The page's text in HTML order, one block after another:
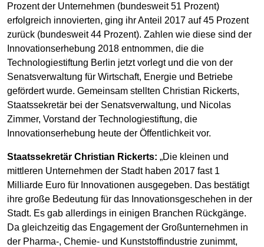
Prozent der Unternehmen (bundesweit 51 Prozent)
erfolgreich innovierten, ging ihr Anteil 2017 auf 45 Prozent
zurück (bundesweit 44 Prozent). Zahlen wie diese sind der
Innovationserhebung 2018 entnommen, die die
Technologiestiftung Berlin jetzt vorlegt und die von der
Senatsverwaltung für Wirtschaft, Energie und Betriebe
gefördert wurde. Gemeinsam stellten Christian Rickerts,
Staatssekretär bei der Senatsverwaltung, und Nicolas
Zimmer, Vorstand der Technologiestiftung, die
Innovationserhebung heute der Öffentlichkeit vor.
Staatssekretär Christian Rickerts: „Die kleinen und
mittleren Unternehmen der Stadt haben 2017 fast 1
Milliarde Euro für Innovationen ausgegeben. Das bestätigt
ihre große Bedeutung für das Innovationsgeschehen in der
Stadt. Es gab allerdings in einigen Branchen Rückgänge.
Da gleichzeitig das Engagement der Großunternehmen in
der Pharma-, Chemie- und Kunststoffindustrie zunimmt,